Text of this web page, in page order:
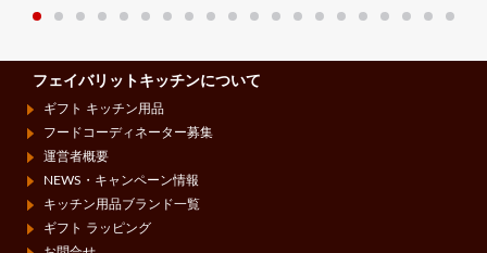
フェイバリットキッチンについて
ギフト キッチン用品
フードコーディネーター募集
運営者概要
NEWS・キャンペーン情報
キッチン用品ブランド一覧
ギフト ラッピング